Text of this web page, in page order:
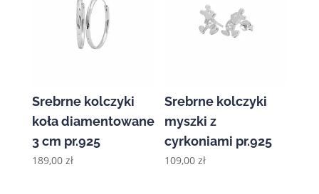
Srebrne kolczyki
koła diamentowane
3 cm pr.925
189,00 zł
Srebrne kolczyki
myszki z
cyrkoniami pr.925
109,00zł